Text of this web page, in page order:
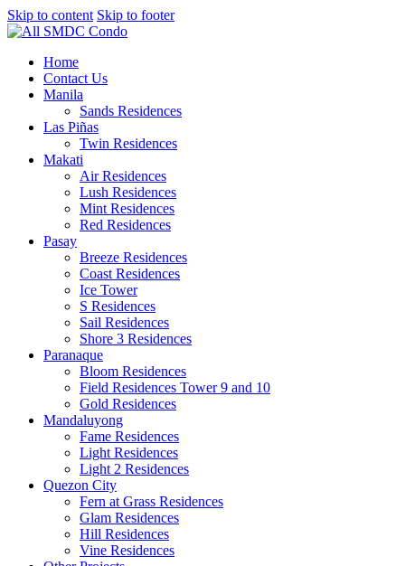
Skip to content Skip to footer
Home
Contact Us
Manila
Sands Residences
Las Piñas
Twin Residences
Makati
Air Residences
Lush Residences
Mint Residences
Red Residences
Pasay
Breeze Residences
Coast Residences
Ice Tower
S Residences
Sail Residences
Shore 3 Residences
Paranaque
Bloom Residences
Field Residences Tower 9 and 10
Gold Residences
Mandaluyong
Fame Residences
Light Residences
Light 2 Residences
Quezon City
Fern at Grass Residences
Glam Residences
Hill Residences
Vine Residences